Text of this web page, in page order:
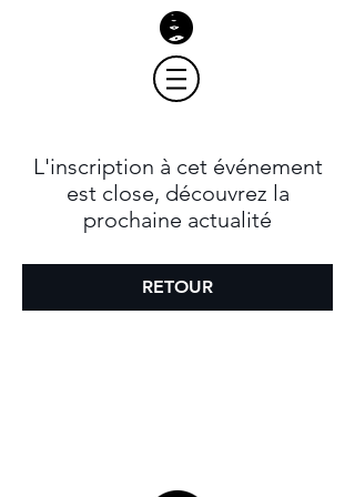
L'inscription à cet événement
est close, découvrez la
prochaine actualité
RETOUR